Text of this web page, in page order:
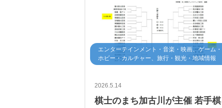
エンターテインメント・音楽・映画、ゲーム・
ホビー・カルチャー、旅行・観光・地域情報
2026.5.14
棋士のまち加古川が主催 若手棋